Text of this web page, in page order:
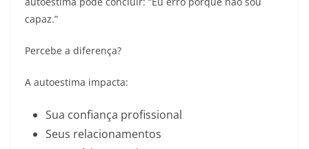
capaz.”
Percebe a diferença?
A autoestima impacta:
Sua confiança profissional
Seus relacionamentos